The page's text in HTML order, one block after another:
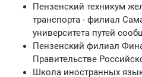
Пензенский техникум
транспорта - филиал
университета путей
Пензенский филиал
Правительстве
Школа иностранных